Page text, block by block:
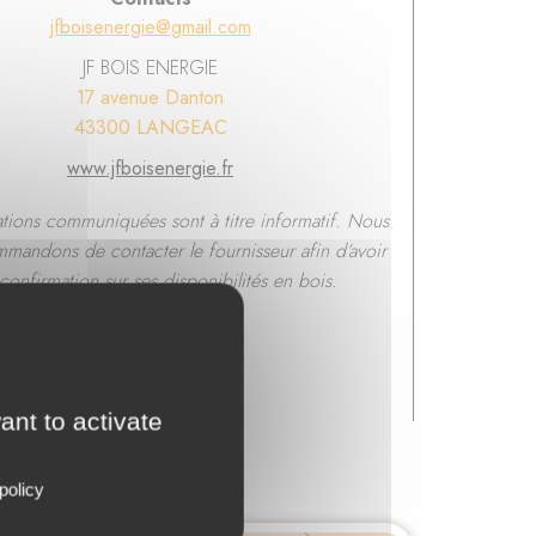
jfboisenergie@gmail.com
JF BOIS ENERGIE
17 avenue Danton
43300 LANGEAC
www.jfboisenergie.fr
communiquées sont à titre informatif. Nous
de contacter le fournisseur afin d’avoir
sur ses disponibilités en bois.
Alpes
to activate